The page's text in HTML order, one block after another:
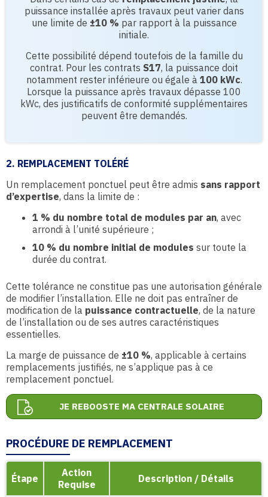
puissance installée après travaux peut varier dans
une limite de ±10 % par rapport à la puissance
initiale.
Cette possibilité dépend toutefois de la famille du
contrat. Pour les contrats S17, la puissance doit
notamment rester inférieure ou égale à 100 kWc.
Lorsque la puissance après travaux dépasse 100
kWc, des justificatifs de conformité supplémentaires
peuvent être demandés.
2. REMPLACEMENT TOLÉRÉ
Un remplacement ponctuel peut être admis sans rapport
d’expertise, dans la limite de :
1 % du nombre total de modules par an, avec
arrondi à l’unité supérieure ;
10 % du nombre initial de modules sur toute la
durée du contrat.
Cette tolérance ne constitue pas une autorisation générale
de modifier l’installation. Elle ne doit pas entraîner de
modification de la puissance contractuelle, de la nature
de l’installation ou de ses autres caractéristiques
essentielles.
La marge de puissance de ±10 %, applicable à certains
remplacements justifiés, ne s’applique pas à ce
remplacement ponctuel.
JE REBOOSTE MA CENTRALE SOLAIRE
PROCÉDURE DE REMPLACEMENT
Étape
Action
Requise
Description / Détails